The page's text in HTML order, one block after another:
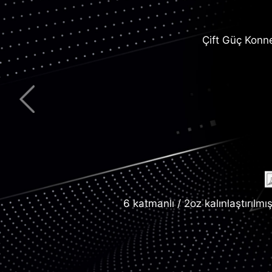
Çift Güç
6 katmanlı / 2oz
2.5G Ağ
M.2 Shield